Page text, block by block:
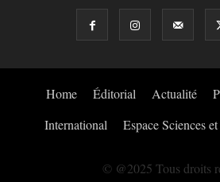
Home Éditorial Actualité
International
Espace Sciences
© @2025 Tous droits